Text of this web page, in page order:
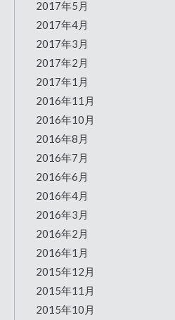
2017年5月
2017年4月
2017年3月
2017年2月
2017年1月
2016年11月
2016年10月
2016年8月
2016年7月
2016年6月
2016年4月
2016年3月
2016年2月
2016年1月
2015年12月
2015年11月
2015年10月